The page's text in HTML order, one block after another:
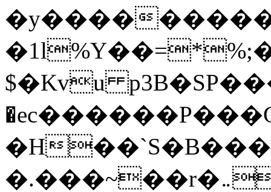
�y����
$�Kvu
�H
�.���~��r�޼�}�܅�mؕWu���K}